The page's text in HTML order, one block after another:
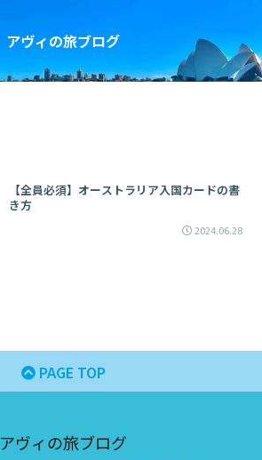
アヴィの旅ブログ
【全員必須】オーストラリア入国カードの書
き方
2024.06.28
PAGE TOP
アヴィの旅ブログ